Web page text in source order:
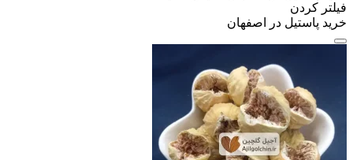
فیلتر کردن
خرید پاستیل در اصفهان